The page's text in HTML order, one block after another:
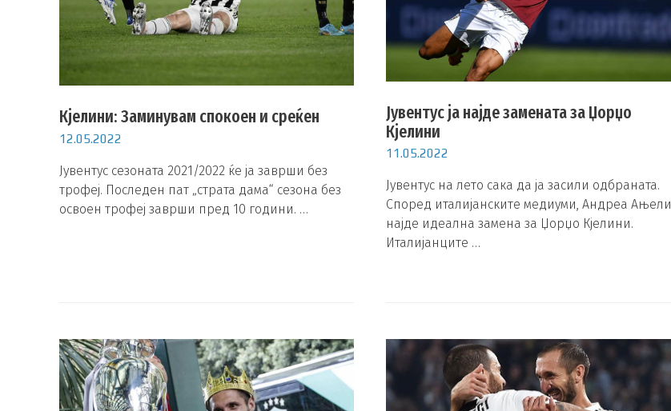
Кјелини: Заминувам спокоен и среќен
12.05.2022
Јувентус сезоната 2021/2022 ќе ја заврши без
трофеј. Последен пат „страта дама“ сезона без
освоен трофеј заврши пред 10 години. …
Јувентус ја најде замената за Џорџо
Кјелини
11.05.2022
Јувентус на лето сака да ја засили одбраната.
Според италијанските медиуми, Андреа Ањели
најде идеална замена за Џорџо Кјелини.
Италијанците …